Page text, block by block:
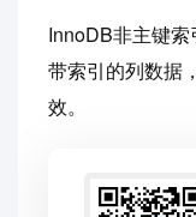
InnoDB非主键
带索引的列数据
效。